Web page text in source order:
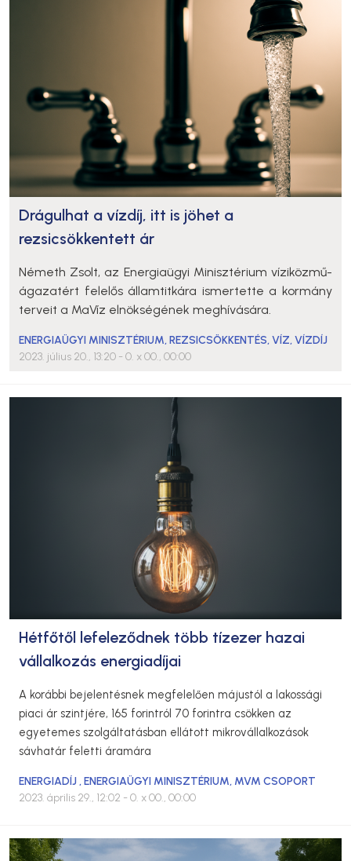
Drágulhat a vízdíj, itt is jöhet a
rezsicsökkentett ár
Németh Zsolt, az Energiaügyi Minisztérium víziközmű-
ágazatért felelős államtitkára ismertette a kormány
terveit a MaVíz elnökségének meghívására.
ENERGIAÜGYI MINISZTÉRIUM,REZSICSÖKKENTÉS,VÍZ,VÍZDÍJ
2023. július 20., 13:20 - 0. x 00., 00:00
Hétfőtől lefeleződnek több tízezer hazai
vállalkozás energiadíjai
A korábbi bejelentésnek megfelelően májustól a lakossági
piaci ár szintjére, 165 forintról 70 forintra csökken az
egyetemes szolgáltatásban ellátott mikrovállalkozások
sávhatár feletti áramára
ENERGIADÍJ,ENERGIAÜGYI MINISZTÉRIUM, MVM CSOPORT
2023. április 29., 12:02 - 0. x 00., 00:00